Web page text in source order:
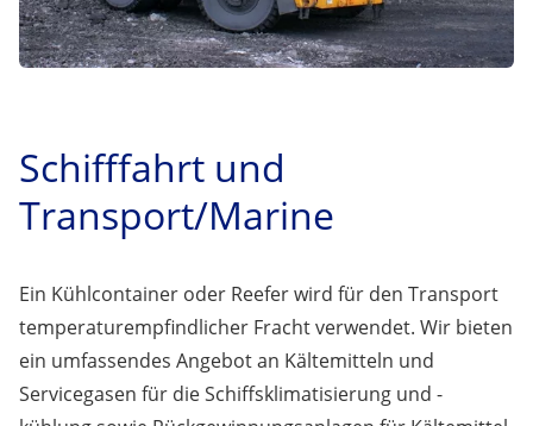
Schifffahrt und
Transport/Marine
Ein Kühlcontainer oder Reefer wird für den Transport
temperaturempfindlicher Fracht verwendet. Wir bieten
ein umfassendes Angebot an Kältemitteln und
Servicegasen für die Schiffsklimatisierung und -